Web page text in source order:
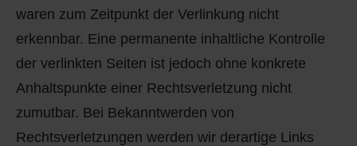
waren zum Zeitpunkt der Verlinkung nicht
erkennbar. Eine permanente inhaltliche Kontrolle
der verlinkten Seiten ist jedoch ohne konkrete
Anhaltspunkte einer Rechtsverletzung nicht
zumutbar. Bei Bekanntwerden von
Rechtsverletzungen werden wir derartige Links